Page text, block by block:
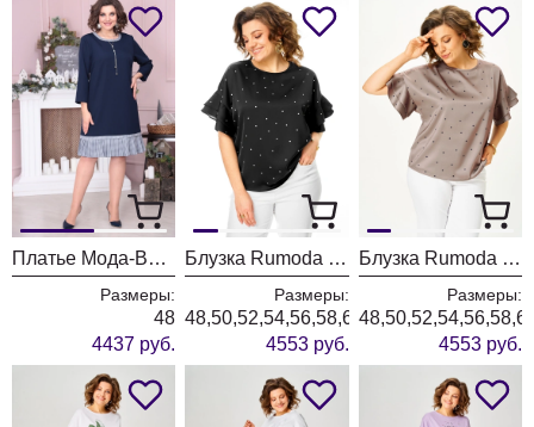
Платье Мода-Версаль 2365 т.синий
Размеры:
48
4437 руб.
Блузка Rumoda 2297 черный
Размеры:
48,50,52,54,56,58,60,62
4553 руб.
Блузка Rumoda 2297 капучино
Размеры:
4553 руб.